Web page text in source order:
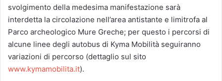
svolgimento della medesima manifestazione sarà
interdetta la circolazione nell’area antistante e limitrofa al
Parco archeologico Mure Greche; per questo i percorsi di
alcune linee degli autobus di Kyma Mobilità seguiranno
variazioni di percorso (dettaglio sul sito
www.kymamobilita.it).